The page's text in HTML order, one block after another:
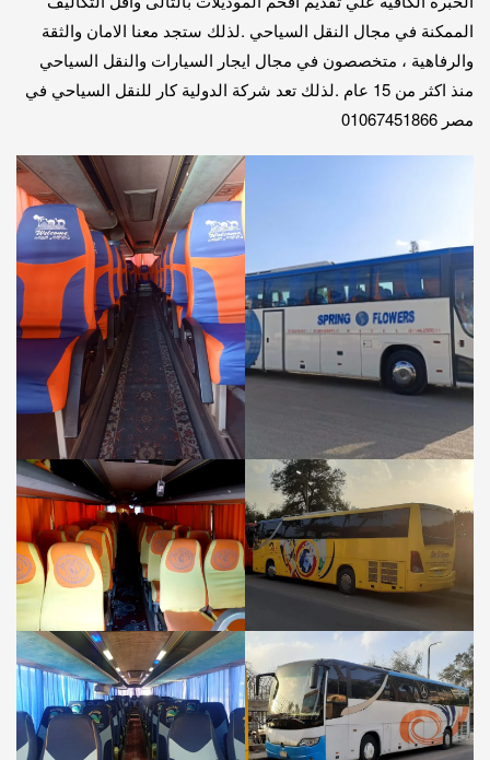
الممكنة في مجال النقل السياحي .لذلك ستجد معنا الامان والثقة
والرفاهية ، متخصصون في مجال ايجار السيارات والنقل السياحي
منذ اكثر من 15 عام .لذلك تعد شركة الدولية كار للنقل السياحي في
مصر 01067451866